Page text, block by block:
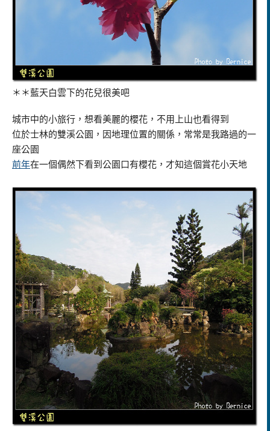
＊＊藍天白雲下的花兒很美吧
城市中的小旅行，想看美麗的櫻花，不用上山也看得到
位於士林的雙溪公園，因地理位置的關係，常常是我路過的一
座公園
前年在一個偶然下看到公園口有櫻花，才知這個賞花小天地